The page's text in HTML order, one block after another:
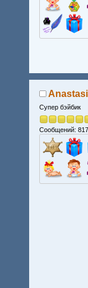
Супер бэйбик
Сообщений: